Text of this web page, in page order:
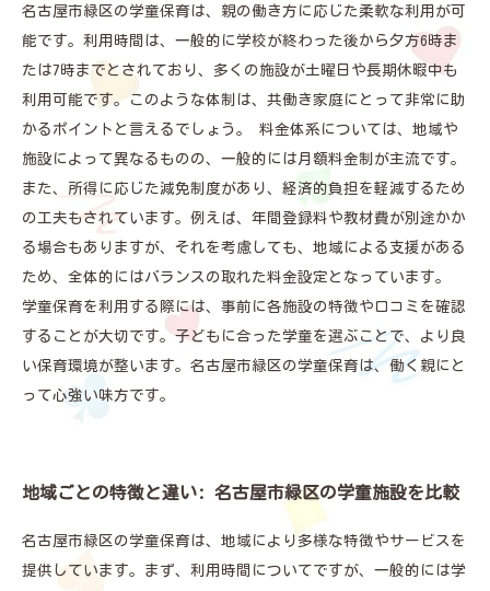
名古屋市緑区の学童保育は、親の働き方に応じた柔軟な利用が可
能です。利用時間は、一般的に学校が終わった後から夕方6時ま
たは7時までとされており、多くの施設が土曜日や長期休暇中も
利用可能です。このような体制は、共働き家庭にとって非常に助
かるポイントと言えるでしょう。 料金体系については、地域や
施設によって異なるものの、一般的には月額料金制が主流です。
また、所得に応じた減免制度があり、経済的負担を軽減するため
の工夫もされています。例えば、年間登録料や教材費が別途かか
る場合もありますが、それを考慮しても、地域による支援がある
ため、全体的にはバランスの取れた料金設定となっています。
学童保育を利用する際には、事前に各施設の特徴や口コミを確認
することが大切です。子どもに合った学童を選ぶことで、より良
い保育環境が整います。名古屋市緑区の学童保育は、働く親にと
って心強い味方です。
地域ごとの特徴と違い: 名古屋市緑区の学童施設を比較
名古屋市緑区の学童保育は、地域により多様な特徴やサービスを
提供しています。まず、利用時間についてですが、一般的には学